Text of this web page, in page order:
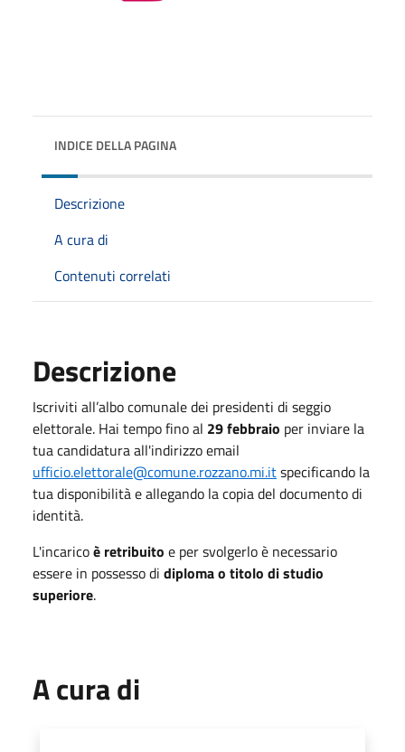
INDICE DELLA PAGINA
Descrizione
A cura di
Contenuti correlati
Descrizione
Iscriviti all’albo comunale dei presidenti di seggio
elettorale. Hai tempo fino al 29 febbraio per inviare la
tua candidatura all'indirizzo email
ufficio.elettorale@comune.rozzano.mi.itspecificando la
tua disponibilità e allegando la copia del documento di
identità.
L'incaricoè retribuito e per svolgerlo è necessario
essere in possesso di diploma o titolo di studio
superiore.
A cura di